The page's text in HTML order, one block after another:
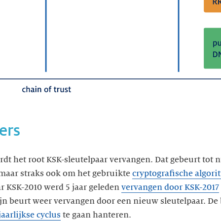
het root KSK-sleutelpaar vervangen. Dat gebeurt tot
straks ook om het gebruikte cryptografische
2010 werd 5 jaar geleden vervangen door KSK-2017
beurt weer vervangen door een nieuw sleutelpaar.
cyclus te gaan hanteren.